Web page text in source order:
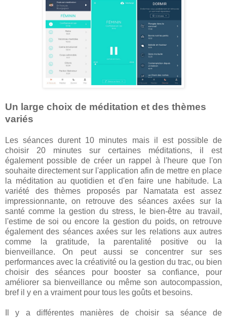
Un large choix de méditation et des thèmes
variés
Les séances durent 10 minutes mais il est possible de
choisir 20 minutes sur certaines méditations, il est
également possible de créer un rappel à l'heure que l'on
souhaite directement sur l'application afin de mettre en place
la méditation au quotidien et d'en faire une habitude. La
variété des thèmes proposés par Namatata est assez
impressionnante, on retrouve des séances axées sur la
santé comme la gestion du stress, le bien-être au travail,
l'estime de soi ou encore la gestion du poids, on retrouve
également des séances axées sur les relations aux autres
comme la gratitude, la parentalité positive ou la
bienveillance. On peut aussi se concentrer sur ses
performances avec la créativité ou la gestion du trac, ou bien
choisir des séances pour booster sa confiance, pour
améliorer sa bienveillance ou même son autocompassion,
bref il y en a vraiment pour tous les goûts et besoins.
Il y a différentes manières de choisir sa séance de